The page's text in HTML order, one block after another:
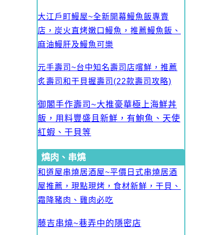
大江戶町鰻屋~全新開幕鰻魚飯專賣
店，炭火直烤嫩口鰻魚，推薦鰻魚飯、
麻油鰻肝及鰻魚可樂
元手壽司~台中知名壽司店嚐鮮，推薦
炙壽司和干貝握壽司(22款壽司攻略)
御閣手作壽司~大推豪華極上海鮮丼
飯，用料豐盛且新鮮，有鮑魚、天使
紅蝦、干貝等
燒肉、串燒
和道屋串燒居酒屋~平價日式串燒居酒
屋推薦，現點現烤，食材新鮮，干貝、
霜降豬肉、雞肉必吃
藤吉串燒~巷弄中的隱密店